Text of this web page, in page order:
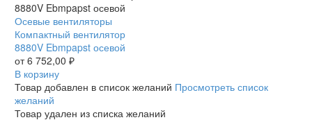
Осевые вентиляторы
Компактный вентилятор
8880V Ebmpapst осевой
от6 752,00 ₽
В корзину
Товар добавлен в список желаний Просмотреть список
желаний
Товар удален из списка желаний